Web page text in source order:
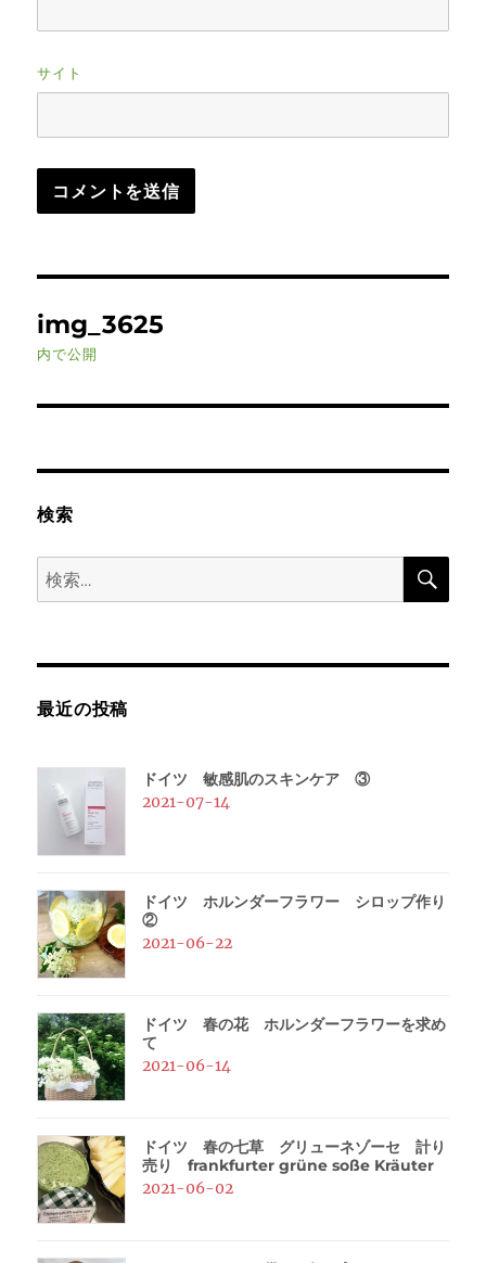
サイト
稿
ゲ
ー
シ
ン
img_3625
内で公開
検索
検
索:
検
最近の投稿
ドイツ 敏感肌のスキンケア ③
2021-07-14
ドイツ ホルンダーフラワー シロップ作り
②
2021-06-22
ドイツ 春の花 ホルンダーフラワーを求め
て
2021-06-14
ドイツ 春の七草 グリューネゾーセ 計り
売り frankfurter grüne soße Kräuter
2021-06-02